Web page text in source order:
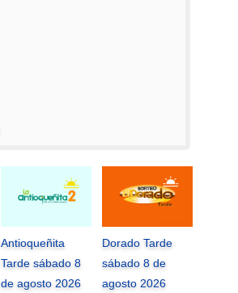
Antioqueñita
Tarde sábado 8
de agosto 2026
Dorado Tarde
sábado 8 de
agosto 2026